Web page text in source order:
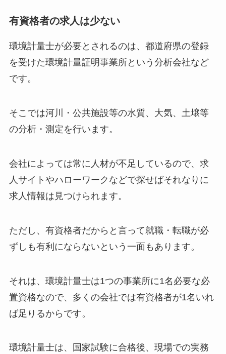
有資格者の求人は少ない
環境計量士が必要とされるのは、都道府県の登録
を受けた環境計量証明事業所という分析会社など
です。
そこでは河川・公共施設等の水質、大気、土壌等
の分析・測定を行います。
会社によっては常に人材が不足しているので、求
人サイトやハローワークなどで探せばそれなりに
求人情報は見つけられます。
ただし、有資格者だからと言って就職・転職が必
ずしも有利にならないという一面もあります。
それは、環境計量士は1つの事業所に1名必要な必
置資格なので、多くの会社では有資格者が1名いれ
ば足りるからです。
環境計量士は、国家試験に合格後、現場での実務